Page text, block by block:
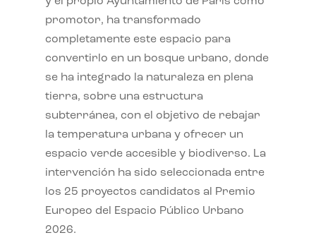
promotor, ha transformado
completamente este espacio para
convertirlo en un bosque urbano, donde
se ha integrado la naturaleza en plena
tierra, sobre una estructura
subterránea, con el objetivo de rebajar
la temperatura urbana y ofrecer un
espacio verde accesible y biodiverso. La
intervención ha sido seleccionada entre
los 25 proyectos candidatos al Premio
Europeo del Espacio Público Urbano
2026.